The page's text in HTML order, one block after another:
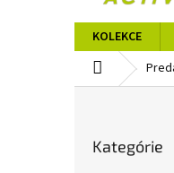
KOLEKCE
Domov
kategórie
Kategórie